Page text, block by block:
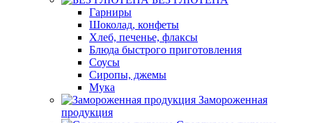
Гарниры
Шоколад, конфеты
Хлеб, печенье, флаксы
Блюда быстрого приготовления
Соусы
Сиропы, джемы
Мука
Замороженная
продукция